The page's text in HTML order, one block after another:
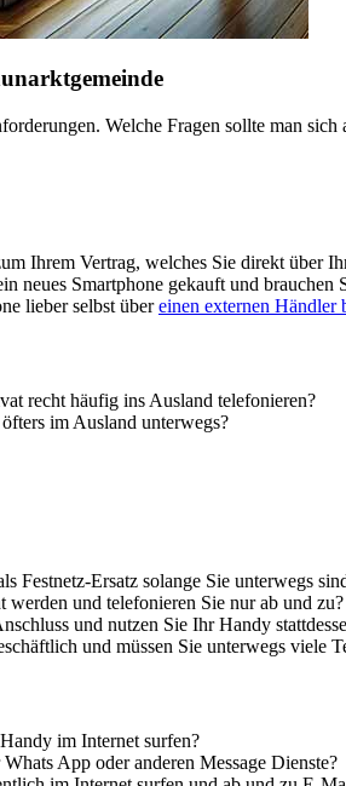
Welche Fragen sollte man sich
Ihrem Vertrag, welches Sie direkt über
neues Smartphone gekauft und
lieber selbst übereinen externen Händler
recht häufig ins Ausland telefonieren?
im Ausland unterwegs?
Festnetz-Ersatz solange Sie unterwegs
werden und telefonieren Sie nur ab und zu?
und nutzen Sie Ihr Handy
und müssen Sie unterwegs viele
im Internet surfen?
App oder anderen Message Dienste?